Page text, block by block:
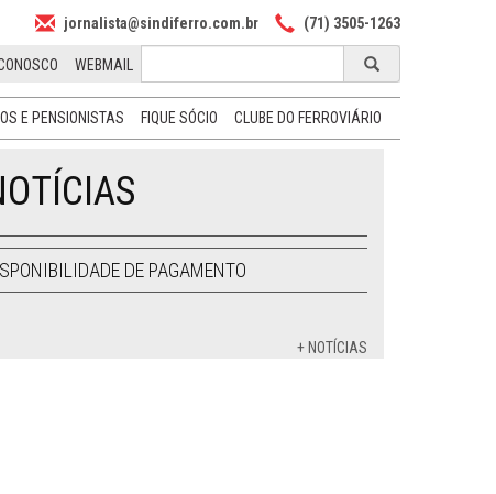
jornalista@sindiferro.com.br (71) 3505-1263
WEBMAIL
E PENSIONISTAS FIQUE SÓCIO CLUBE DO FERROVIÁRIO
DE PAGAMENTO
+ NOTÍCIAS